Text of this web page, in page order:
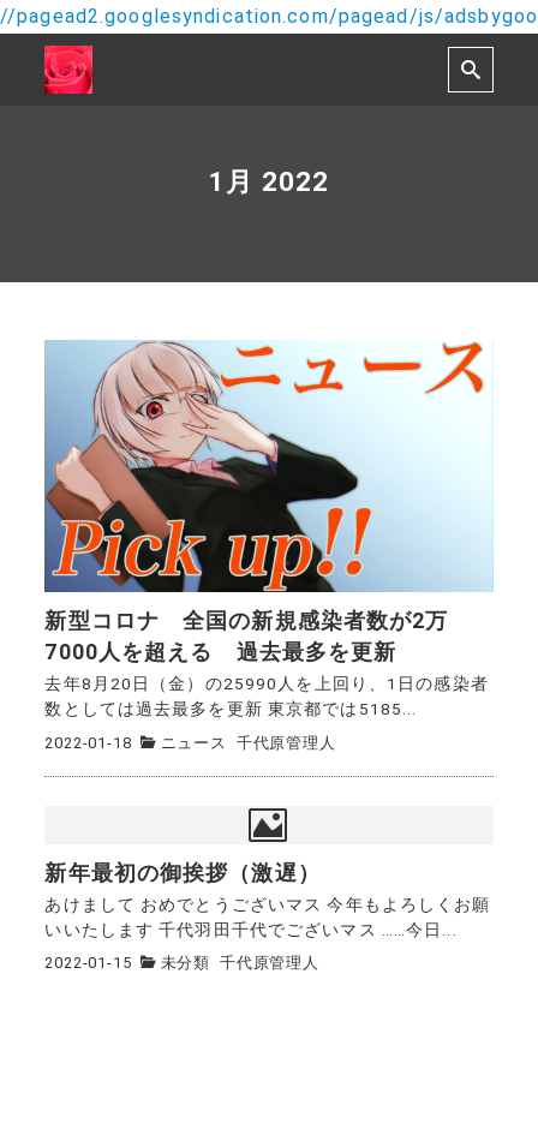
//pagead2.googlesyndication.com/pagead/js/
1月 2022
新型コロナ 全国の新規感染者数が2万
7000人を超える 過去最多を更新
去年8月20日（金）の25990人を上回り、1日の感染者
数としては過去最多を更新 東京都では5185...
2022-01-18 ニュース 千代原管理人
新年最初の御挨拶（激遅）
あけまして おめでとうございマス 今年もよろしくお願
いいたします 千代羽田千代でございマス ……今日...
2022-01-15 未分類 千代原管理人